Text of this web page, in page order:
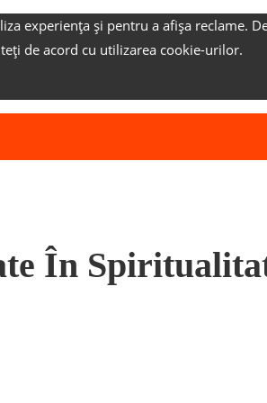
experiența și pentru a afișa reclame.
de acord cu utilizarea cookie-urilor.
În